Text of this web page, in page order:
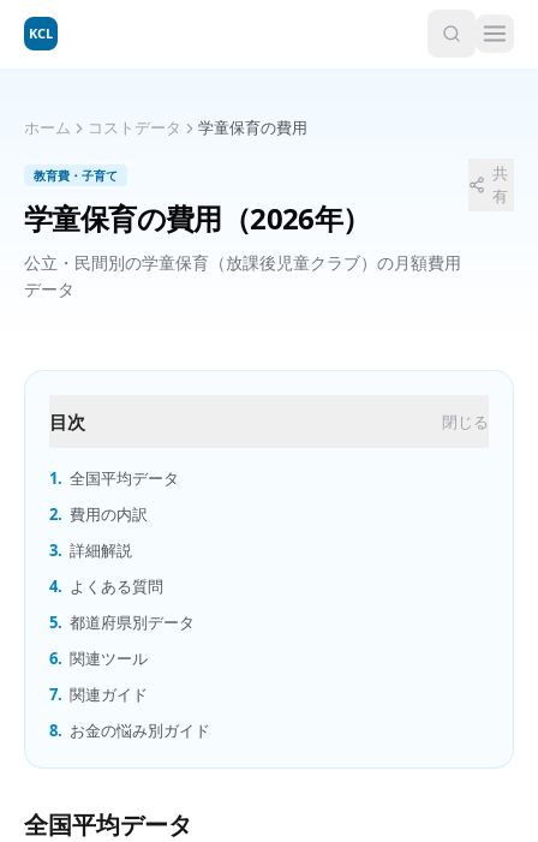
KCL
ホーム コストデータ 学童保育の費用
教育費・子育て
学童保育の費用 （2026年）
公立・民間別の学童保育（放課後児童クラブ）の月額費用
データ
共
有
目次 閉じる
1. 全国平均データ
2. 費用の内訳
3. 詳細解説
4. よくある質問
5. 都道府県別データ
6. 関連ツール
7. 関連ガイド
8. お金の悩み別ガイド
全国平均データ